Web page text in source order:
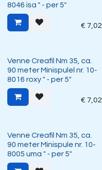
8046 isa " - per 5"
€ 7,02
Venne Creafil Nm 35, ca.
90 meter Minispulel nr. 10-
8016 roxy " - per 5"
€ 7,02
Venne Creafil Nm 35, ca.
90 meter Minispule nr. 10-
8005 uma " - per 5"